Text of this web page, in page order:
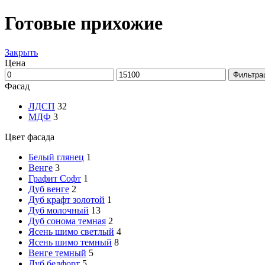
Готовые прихожие
Закрыть
Цена
Минимальная
цена
Максимальная
цена
Фасад
ЛДСП 32
МДФ 3
Цвет фасада
Белый глянец 1
Венге 3
Графит Софт 1
Дуб венге 2
Дуб крафт золотой 1
Дуб молочный 13
Дуб сонома темная 2
Ясень шимо светлый 4
Ясень шимо темный 8
Венге темный 5